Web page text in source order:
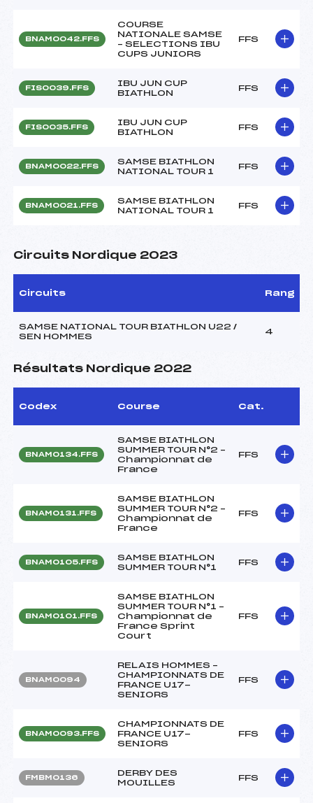
BNAM0042.FFS
COURSE
NATIONALE SAMSE
– SELECTIONS IBU
CUPS JUNIORS
FFS
FIS0039.FFS
IBU JUN CUP
BIATHLON
FFS
FIS0035.FFS
IBU JUN CUP
BIATHLON
FFS
BNAM0022.FFS
SAMSE BIATHLON
NATIONAL TOUR 1
FFS
BNAM0021.FFS
SAMSE BIATHLON
NATIONAL TOUR 1
FFS
Circuits Nordique 2023
Circuits Rang
SAMSE NATIONAL TOUR BIATHLON U22 /
SEN HOMMES
4
Résultats Nordique 2022
Codex Course Cat.
BNAM0134.FFS
SAMSE BIATHLON
SUMMER TOUR N°2 –
Championnat de
France
FFS
BNAM0131.FFS
SAMSE BIATHLON
SUMMER TOUR N°2 –
Championnat de
France
FFS
BNAM0105.FFS
SAMSE BIATHLON
SUMMER TOUR N°1
FFS
BNAM0101.FFS
SAMSE BIATHLON
SUMMER TOUR N°1 –
Championnat de
France Sprint
Court
FFS
BNAM0094
RELAIS HOMMES –
CHAMPIONNATS DE
FRANCE U17-
SENIORS
FFS
BNAM0093.FFS
CHAMPIONNATS DE
FRANCE U17-
SENIORS
FFS
FMBM0136
DERBY DES
MOUILLES
FFS